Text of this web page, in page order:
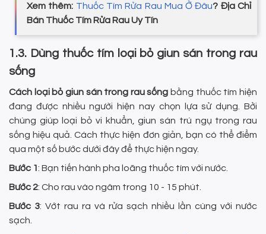
Xem thêm: Thuốc Tím Rửa Rau Mua Ở Đâu? Địa Chỉ
Bán Thuốc Tím Rửa Rau Uy Tín
1.3. Dùng thuốc tím loại bỏ giun sán trong rau
sống
Cách loại bỏ giun sán trong rau sống bằng thuốc tím hiện
đang được nhiều người hiện nay chọn lựa sử dụng. Bởi
chúng giúp loại bỏ vi khuẩn, giun sán trú ngụ trong rau
sống hiệu quả. Cách thực hiện đơn giản, bạn có thể điểm
qua một số bước dưới đây để thực hiện ngay.
Bước 1: Bạn tiến hành pha loãng thuốc tím với nước.
Bước 2: Cho rau vào ngâm trong 10 - 15 phút.
Bước 3: Vớt rau ra và rửa sạch nhiều lần cùng với nước
sạch.